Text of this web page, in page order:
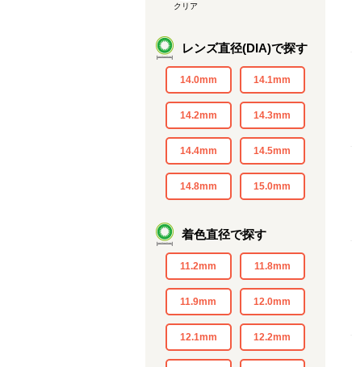
クリア
レンズ直径(DIA)で探す
14.0mm 14.1mm
14.2mm 14.3mm
14.4mm 14.5mm
14.8mm 15.0mm
着色直径で探す
11.2mm 11.8mm
11.9mm 12.0mm
12.1mm 12.2mm